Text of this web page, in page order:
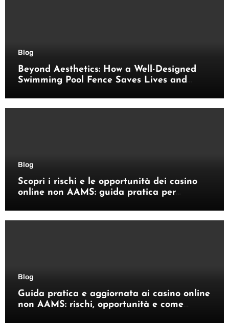
Blog
Beyond Aesthetics: How a Well-Designed
Swimming Pool Fence Saves Lives and
Blog
Scopri i rischi e le opportunità dei casino
online non AAMS: guida pratica per
Blog
Guida pratica e aggiornata ai casino online
non AAMS: rischi, opportunità e come